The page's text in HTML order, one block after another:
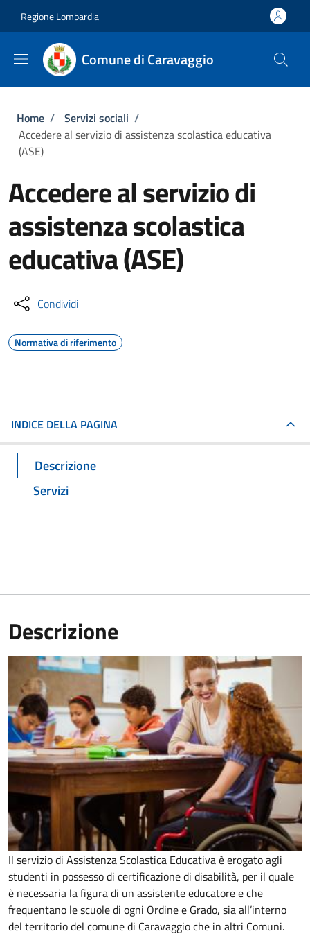
Regione Lombardia
Comune di Caravaggio
Briciole di pane
Home / Servizi sociali /
Accedere al servizio di assistenza scolastica educativa
(ASE)
Accedere al servizio di
assistenza scolastica
educativa (ASE)
Condividi
Normativa di riferimento
INDICE DELLA PAGINA
Descrizione
Servizi
Descrizione
Il servizio di Assistenza Scolastica Educativa è erogato agli
studenti in possesso di certificazione di disabilità, per il quale
è necessaria la figura di un assistente educatore e che
frequentano le scuole di ogni Ordine e Grado, sia all’interno
del territorio del comune di Caravaggio che in altri Comuni.